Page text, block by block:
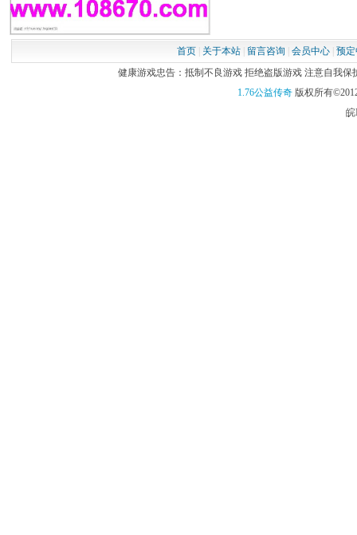
首页| 关于本站| 留言咨询 会员中心| 预
健康游戏忠告：抵制不良游戏 拒绝盗版游戏 注意自我保
1.76公益传奇版权所有
皖